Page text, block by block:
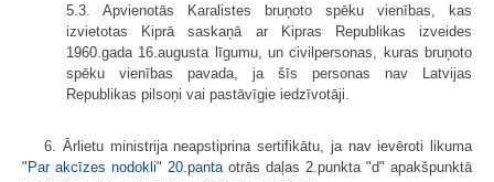
5.3. Apvienotās Karalistes bruņoto spēku vienības, kas
izvietotas Kiprā saskaņā ar Kipras Republikas izveides
1960.gada 16.augusta līgumu, un civilpersonas, kuras bruņoto
spēku vienības pavada, ja šīs personas nav Latvijas
Republikas pilsoņi vai pastāvīgie iedzīvotāji.
6. Ārlietu ministrija neapstiprina sertifikātu, ja nav ievēroti likuma
"Par akcīzes nodokli" 20.panta otrās daļas 2.punkta "d" apakšpunktā